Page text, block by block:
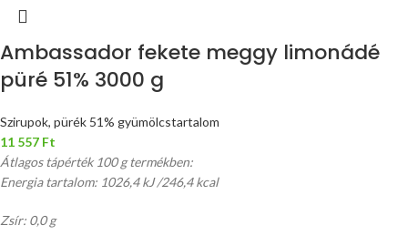
Ambassador fekete meggy limonádé
püré 51% 3000 g
Szirupok, pürék 51% gyümölcstartalom
11 557 Ft
Átlagos tápérték 100 g termékben:
Energia tartalom: 1026,4 kJ /246,4 kcal
Zsír: 0,0 g